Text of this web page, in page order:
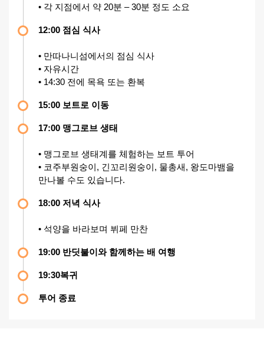
• 각 지점에서 약 20분 – 30분 정도 소요
12:00 점심 식사
• 만따나니섬에서의 점심 식사
• 자유시간
• 14:30 전에 목욕 또는 환복
15:00 보트로 이동
17:00 맹그로브 생태
• 맹그로브 생태계를 체험하는 보트 투어
• 코주부원숭이, 긴꼬리원숭이, 물총새, 왕도마뱀을
만나볼 수도 있습니다.
18:00 저녁 식사
• 석양을 바라보며 뷔페 만찬
19:00 반딧불이와 함께하는 배 여행
19:30복귀
투어 종료